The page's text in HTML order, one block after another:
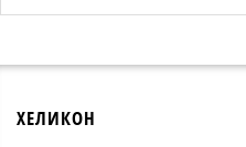
ХЕЛИКОН